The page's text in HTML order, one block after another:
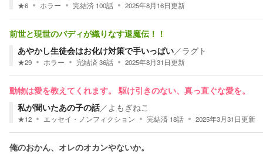
★6 ホラー 完結済 100話 2025年8月16日更新
前世と現世のバディが織りなす退魔伝！！
あやかし生徒会はお化け対策で手いっぱい／ラグト
★29 ホラー 完結済36話 2025年8月31日更新
動物は愛を教えてくれます。 駆け引きのない、真っ直ぐな愛を。
私が聞いたあの子の話／ よもぎねこ
★12 エッセイ・ノンフィクション 完結済 18話 2025年3月31日更新
俺のおかん、オレのオカンやないか。